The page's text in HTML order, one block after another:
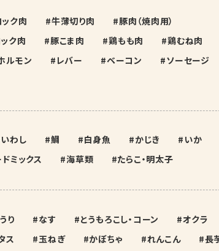
ク肉 牛薄切り肉
豚肉（焼肉用）
ク肉 豚こま肉 鶏もも肉
鶏むね肉
ルモン レバー ベーコン
ソーセージ
いわし 鯛 白身魚 かじき
いか
ミックス 海草類 たらこ・明太子
り なす とうもろこし・コーン
オクラ
ス 玉ねぎ かぼちゃ れんこん
長